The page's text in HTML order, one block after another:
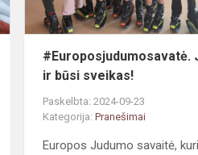
#Europosjudumosavatė.
ir būsi sveikas!
Paskelbta: 2024-09-23
Kategorija:Pranešimai
Europos Judumo savaitė,